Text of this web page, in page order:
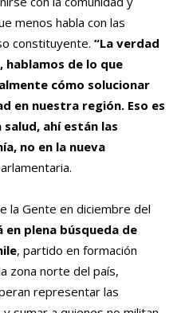
menos habla con las
constituyente. “La verdad
hablamos de lo que
cómo solucionar
en nuestra región. Eso es
ahí están las
no en la nueva
la Gente en diciembre del
en plena búsqueda de
, partido en formación
zona norte del país,
representar las